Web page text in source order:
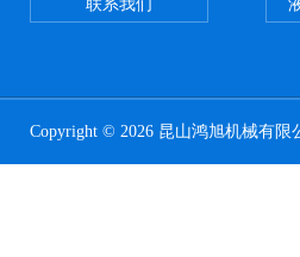
联系我们
Copyright © 2026 昆山鸿旭机械有限